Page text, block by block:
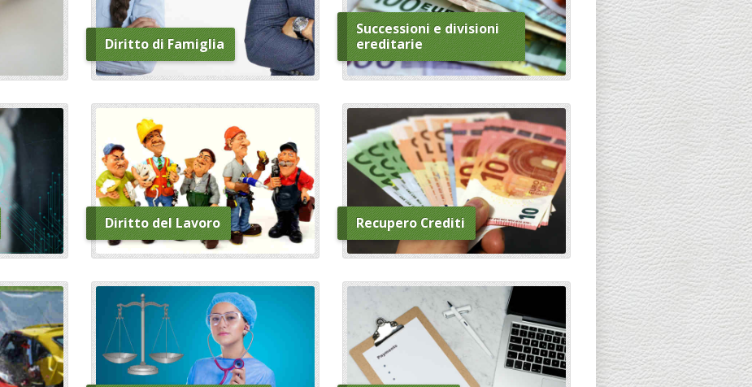
Diritto di Famiglia
Successioni e divisioni
ereditarie
Diritto del Lavoro Recupero Crediti